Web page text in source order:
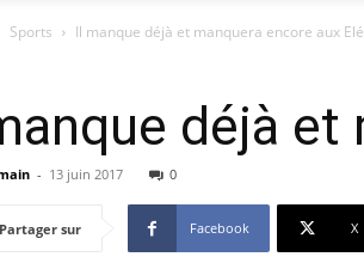
Sports Il manque déjà et manquera encore aux
déjà et
- 13 juin 2017 0
Partager sur Facebook X